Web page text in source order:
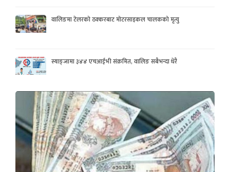
वालिङमा टेलरको ठक्करबाट मोटरसाइकल चालकको मृत्यु
स्याङ्जामा ३४४ एचआईभी संक्रमित, वालिङ सबैभन्दा धेरै